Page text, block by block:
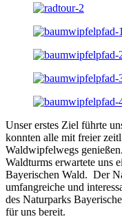
Unser erstes Ziel führte
konnten alle mit freier
Waldwipfelwegs
Waldturms erwartete uns
Bayerischen Wald. Der
umfangreiche und
des Naturparks
für uns bereit.